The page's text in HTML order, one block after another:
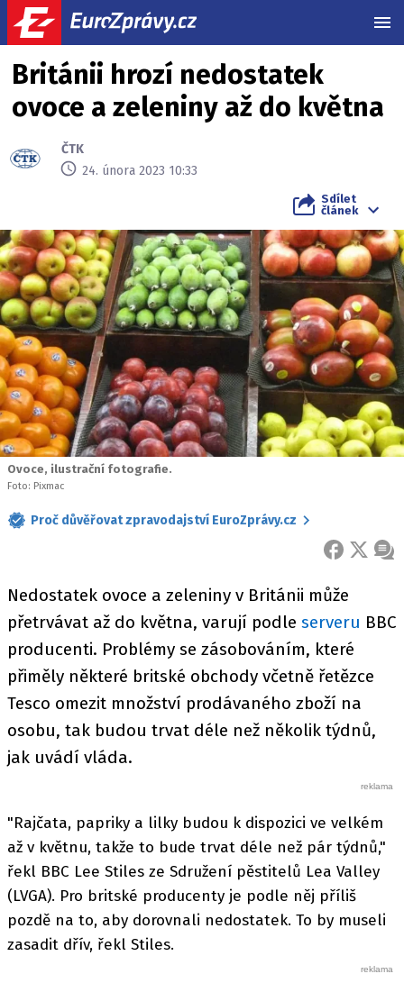
Británii hrozí nedostatek
ovoce a zeleniny až do května
ČTK
24. února 2023 10:33
Sdílet
článek
Ovoce, ilustrační fotografie.
Foto: Pixmac
Proč důvěřovat zpravodajství EuroZprávy.cz
FACEBOOK
X
Nedostatek ovoce a zeleniny v Británii může
přetrvávat až do května, varují podle serveru BBC
producenti. Problémy se zásobováním, které
přiměly některé britské obchody včetně řetězce
Tesco omezit množství prodávaného zboží na
osobu, tak budou trvat déle než několik týdnů,
jak uvádí vláda.
"Rajčata, papriky a lilky budou k dispozici ve velkém
až v květnu, takže to bude trvat déle než pár týdnů,"
řekl BBC Lee Stiles ze Sdružení pěstitelů Lea Valley
(LVGA). Pro britské producenty je podle něj příliš
pozdě na to, aby dorovnali nedostatek. To by museli
zasadit dřív, řekl Stiles.